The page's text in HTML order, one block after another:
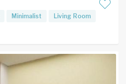
Minimalist
Living Room